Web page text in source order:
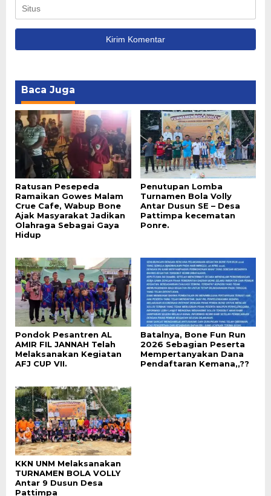
Baca Juga
Ratusan Pesepeda
Ramaikan Gowes Malam
Crue Cafe, Wabup Bone
Ajak Masyarakat Jadikan
Olahraga Sebagai Gaya
Hidup
Penutupan Lomba
Turnamen Bola Volly
Antar Dusun SE – Desa
Pattimpa kecematan
Ponre.
Pondok Pesantren AL
AMIR FIL JANNAH Telah
Melaksanakan Kegiatan
AFJ CUP VII.
Batalnya, Bone Fun Run
2026 Sebagian Peserta
Mempertanyakan Dana
Pendaftaran Kemana,,??
KKN UNM Melaksanakan
TURNAMEN BOLA VOLLY
Antar 9 Dusun Desa
Pattimpa